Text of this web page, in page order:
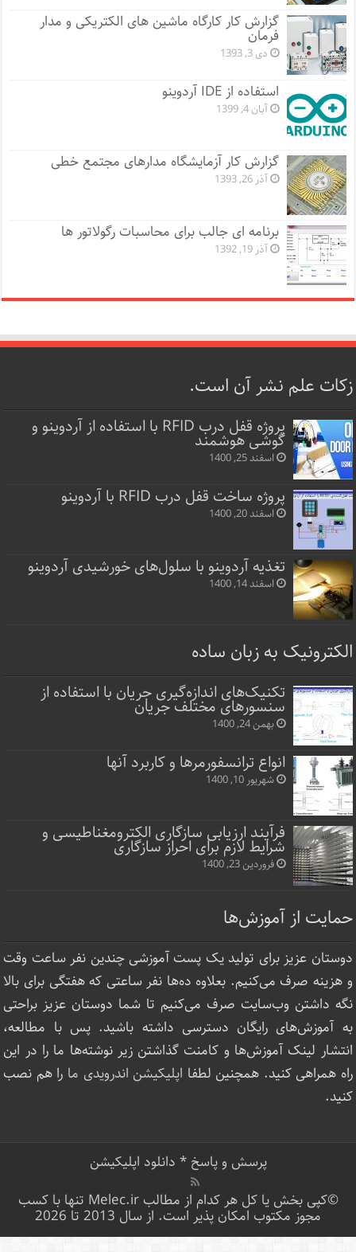
گزارش کار کارگاه ماشین های الکتریکی و مدار
فرمان
دی 3, 1393
استفاده از IDE آردوینو
آبان 4, 1399
گزارش کار آزمایشگاه مدارهای مجتمع خطی
آذر 26, 1393
برنامه ای جالب برای محاسبات رگولاتور ها
آذر 19, 1392
زکات علم نشر آن است.
پروژه قفل‌ درب RFID با استفاده از آردوینو و
گوشی هوشمند
اسفند 25, 1400
پروژه ساخت قفل‌ درب RFID با آردوینو
اسفند 20, 1400
تغذیه آردوینو با سلول‌های خورشیدی آردوینو
اسفند 14, 1400
الکترونیک به زبان ساده
تکنیک‌های اندازه‌گیری جریان با استفاده از
سنسورهای مختلف جریان
بهمن 24, 1400
انواع ترانسفورمرها و کاربرد آنها
شهریور 10, 1400
فرآیند ارزیابی سازگاری الکترومغناطیسی و
شرایط لازم برای احراز سازگاری
فروردین 23, 1400
حمایت از آموزش‌ها
دوستان عزیز برای تولید یک پست آموزشی چندین نفر ساعت‌ وقت
و هزینه صرف می‌کنیم. بعلاوه ده‌ها نفر ساعتی که هفتگی برای بالا
نگه داشتن وب‌سایت صرف ‌می‌کنیم تا شما دوستان عزیز براحتی
به آموزش‌های رایگان دسترسی داشته باشید. پس با مطالعه،
انتشار لینک‌ آموزش‌ها و کامنت گذاشتن زیر نوشته‌‌ها ما را در این
راه همراهی کنید. همچنین لطفا اپلیکیشن اندرویدی ما را هم نصب
کنید.
پرسش و پاسخ* دانلود اپلیکیشن
©کپی بخش یا کل هر کدام از مطالب Melec.ir تنها با کسب
مجوز مکتوب امکان پذیر است. از سال 2013 تا 2026